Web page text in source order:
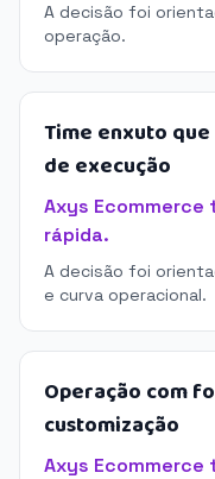
A decisão foi
operação.
Time enxuto
de execução
Axys
rápida.
A decisão foi
e curva operacional.
Operação com
customização
Axys